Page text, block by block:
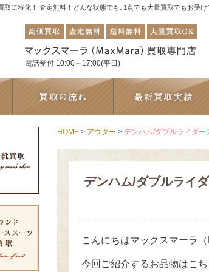
取に特化！ 査定無料！どんな状態でも､1点でも大量買取でもお受け
電話受付 10:00～17:00(平日)
HOME > アウター > デンハム/ダブルライダー
デンハム/ダブルライ
こんにちはマックスマーラ
今回ご紹介するお品物はこち